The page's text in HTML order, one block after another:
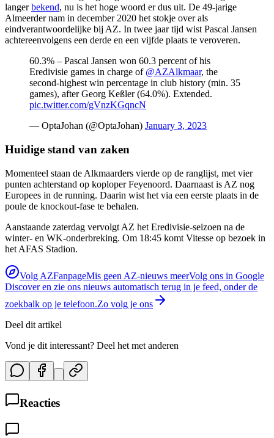
langerbekend, nu is het hoge woord er dus uit. De 49-jarige
Almeerder nam in december 2020 het stokje over als
eindverantwoordelijke bij AZ. In twee jaar tijd wist Pascal Jansen
achtereenvolgens een derde en een vijfde plaats te veroveren.
60.3% – Pascal Jansen won 60.3 percent of his
Eredivisie games in charge of @AZAlkmaar, the
second-highest win percentage in club history (min. 35
games), after Georg Keßler (64.0%). Extended.
pic.twitter.com/gVnzKGqncN
— OptaJohan (@OptaJohan) January 3, 2023
Huidige stand van zaken
Momenteel staan de Alkmaarders vierde op de ranglijst, met vier
punten achterstand op koploper Feyenoord. Daarnaast is AZ nog
Europees in de running. Daarin wist het via een eerste plaats in de
poule de knockout-fase te behalen.
Aanstaande zaterdag vervolgt AZ het Eredivisie-seizoen na de
winter- en WK-onderbreking. Om 18:45 komt Vitesse op bezoek in
het AFAS Stadion.
Volg AZFanpageMis geen AZ-nieuws meerVolg ons in Google
Discover en zie ons nieuws automatisch terug in je feed, onder de
zoekbalk op je telefoon.Zo volg je ons
Deel dit artikel
Vond je dit interessant? Deel het met anderen
Reacties